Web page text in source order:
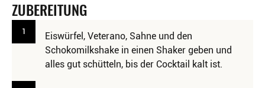
ZUBEREITUNG
1
Eiswürfel, Veterano, Sahne und den
Schokomilkshake in einen Shaker geben und
alles gut schütteln, bis der Cocktail kalt ist.